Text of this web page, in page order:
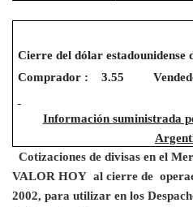
Cierre del dólar estadounidense
Comprador :
3.55
Información suministrada
Cotizaciones de divisas en el
VALOR HOY al cierre de
2002, para utilizar en los